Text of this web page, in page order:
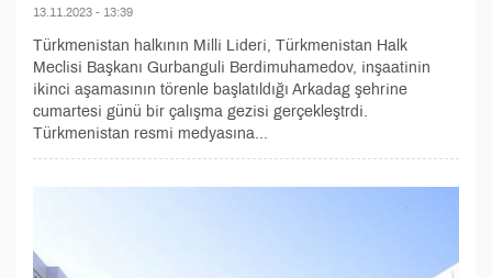
13.11.2023 - 13:39
Türkmenistan halkının Milli Lideri, Türkmenistan Halk
Meclisi Başkanı Gurbanguli Berdimuhamedov, inşaatinin
ikinci aşamasının törenle başlatıldığı Arkadag şehrine
cumartesi günü bir çalışma gezisi gerçekleştrdi.
Türkmenistan resmi medyasına...